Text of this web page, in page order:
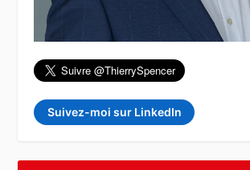
Suivez-moi sur LinkedIn